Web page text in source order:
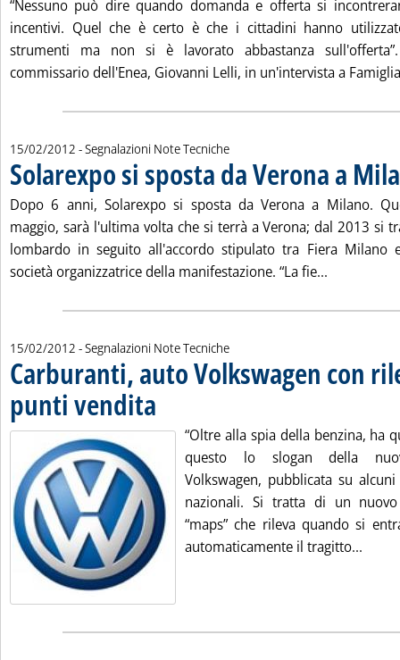
“Nessuno può dire quando domanda e offerta si
incentivi. Quel che è certo è che i cittadini hanno
strumenti ma non si è lavorato abbastanza
commissario dell'Enea, Giovanni Lelli, in un'intervista a
15/02/2012 - Segnalazioni Note Tecniche
Solarexpo si sposta da Verona a
Dopo 6 anni, Solarexpo si sposta da Verona a Milano.
maggio, sarà l'ultima volta che si terrà a Verona; dal 2013 si
lombardo in seguito all'accordo stipulato tra Fiera Milano
società organizzatrice della manifestazione. “La fie...
15/02/2012 - Segnalazioni Note Tecniche
Carburanti, auto Volkswagen con
punti vendita . Pubblicata mercoledì 15 febbraio 2012 alle 14.56.
“Oltre alla spia della benzina, ha
questo lo slogan della
Volkswagen, pubblicata su
nazionali. Si tratta di un
“maps” che rileva quando si
automaticamente il tragitto...